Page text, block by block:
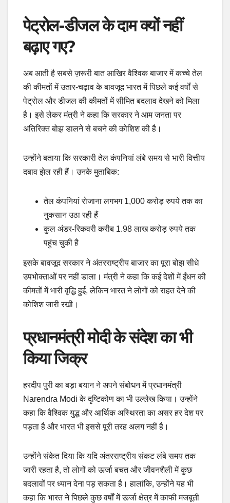
पेट्रोल-डीजल के दाम क्यों नहीं
बढ़ाए गए?
अब आती है सबसे ज़रूरी बात आखिर वैश्विक बाजार में कच्चे तेल
की कीमतों में उतार-चढ़ाव के बावजूद भारत में पिछले कई वर्षों से
पेट्रोल और डीजल की कीमतों में सीमित बदलाव देखने को मिला
है। इसे लेकर मंत्री ने कहा कि सरकार ने आम जनता पर
अतिरिक्त बोझ डालने से बचने की कोशिश की है।
उन्होंने बताया कि सरकारी तेल कंपनियां लंबे समय से भारी वित्तीय
दबाव झेल रही हैं। उनके मुताबिक:
तेल कंपनियां रोजाना लगभग 1,000 करोड़ रुपये तक का
नुकसान उठा रही हैं
कुल अंडर-रिकवरी करीब 1.98 लाख करोड़ रुपये तक
पहुंच चुकी है
इसके बावजूद सरकार ने अंतरराष्ट्रीय बाजार का पूरा बोझ सीधे
उपभोक्ताओं पर नहीं डाला। मंत्री ने कहा कि कई देशों में ईंधन की
कीमतों में भारी वृद्धि हुई, लेकिन भारत ने लोगों को राहत देने की
कोशिश जारी रखी।
प्रधानमंत्री मोदी के संदेश का भी
किया जिक्र
हरदीप पुरी का बड़ा बयान ने अपने संबोधन में प्रधानमंत्री
Narendra Modi के दृष्टिकोण का भी उल्लेख किया। उन्होंने
कहा कि वैश्विक युद्ध और आर्थिक अस्थिरता का असर हर देश पर
पड़ता है और भारत भी इससे पूरी तरह अलग नहीं है।
उन्होंने संकेत दिया कि यदि अंतरराष्ट्रीय संकट लंबे समय तक
जारी रहता है, तो लोगों को ऊर्जा बचत और जीवनशैली में कुछ
बदलावों पर ध्यान देना पड़ सकता है। हालांकि, उन्होंने यह भी
कहा कि भारत ने पिछले कुछ वर्षों में ऊर्जा क्षेत्र में काफी मजबूती